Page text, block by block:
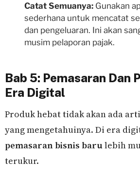
Catat Semuanya: Gunakan
sederhana untuk mencatat
dan pengeluaran. Ini akan
musim pelaporan pajak.
Bab 5: Pemasaran Dan
Era Digital
Produk hebat tidak akan ada
yang mengetahuinya. Di era
pemasaran bisnis barulebih
terukur.